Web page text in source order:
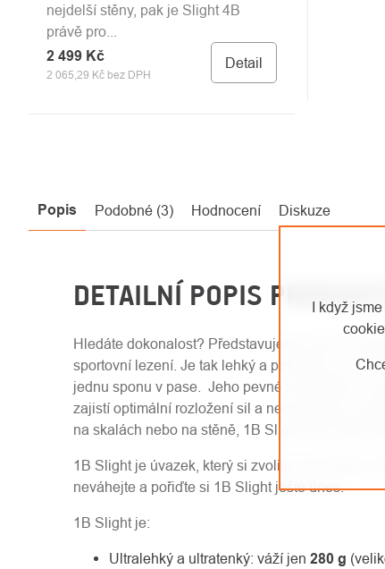
I když
2 065,29 Kč bez DPH
2 499 Kč Detail
nejdelší stěny, pak je Slight 4B
právě pro...
Popis Podobné (3) Hodnocení Diskuze
DETAILNÍ POPIS PRODUKTU
Hledáte dokonalost? Představujeme vám 1B
sportovní lezení. Je tak lehký a pohodlný, že si
jednu sponu v pase. Jeho pevné nohavičky a
zajistí optimální rozložení sil a neomezenou
na skalách nebo na stěně, 1B Slight vám dodá
1B Slight je úvazek, který si zvolila i Iva Ondra.
neváhejte a pořiďte si 1B Slight ještě dnes.
1B Slight je:
Ultralehký a ultratenký: váží jen 280 g